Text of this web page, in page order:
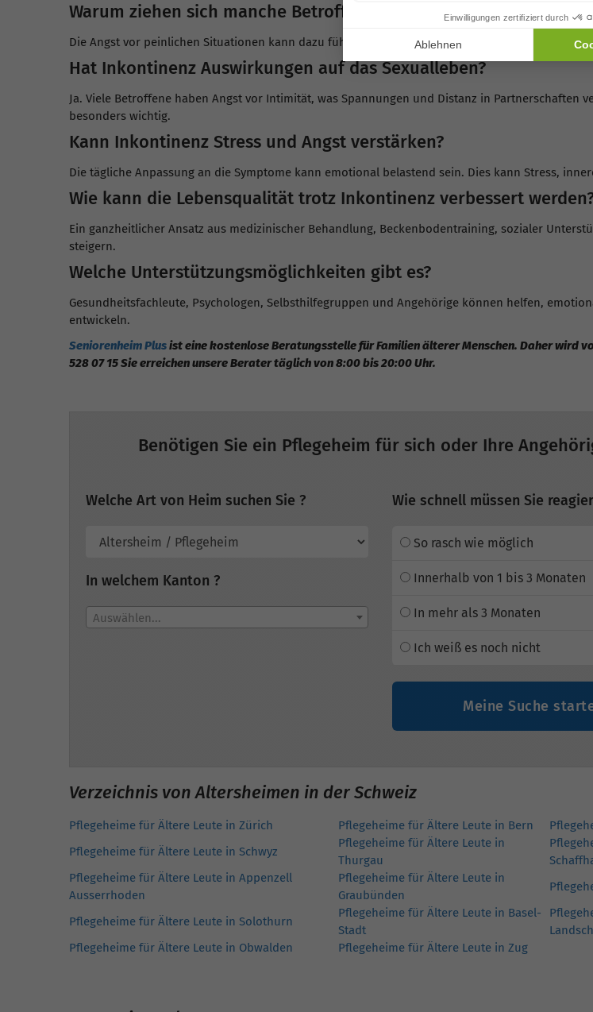
Warum ziehen sich manche Betroffene sozial zurück?
Die Angst vor peinlichen Situationen kann dazu führen, dass soziale Aktivitäten vermieden
Hat Inkontinenz Auswirkungen auf das Sexualleben?
Ja. Viele Betroffene haben Angst vor Intimität, was Spannungen und Distanz in
besonders wichtig.
Kann Inkontinenz Stress und Angst verstärken?
Die tägliche Anpassung an die Symptome kann emotional belastend sein. Dies kann Stress,
Wie kann die Lebensqualität trotz Inkontinenz verbessert
Ein ganzheitlicher Ansatz aus medizinischer Behandlung, Beckenbodentraining, sozialer
steigern.
Welche Unterstützungsmöglichkeiten gibt es?
Gesundheitsfachleute, Psychologen, Selbsthilfegruppen und Angehörige können helfen,
entwickeln.
Seniorenheim Plusist eine kostenlose Beratungsstelle für Familien älterer Menschen. Daher wird
528 07 15 Sie erreichen unsere Berater täglich von 8:00 bis 20:00 Uhr.
Benötigen Sie ein Pflegeheim für sich oder Ihre
Welche Art von Heim suchen Sie ?
In welchem Kanton ?
Auswählen...
Wie schnell müssen Sie
So rasch wie möglich
Innerhalb von 1 bis 3 Monaten
In mehr als 3 Monaten
Ich weiß es noch nicht
Meine Suche
Verzeichnis von Altersheimen in der Schweiz
Pflegeheime für Ältere Leute in Zürich Pflegeheime für Ältere Leute in Bern
Pflegeheime für Ältere Leute in Schwyz
Pflegeheime für Ältere Leute in
Thurgau
Pflegeheime für Ältere Leute in Appenzell
Ausserrhoden
Pflegeheime für Ältere Leute in
Graubünden
Pflegeheime für Ältere Leute in Solothurn
Pflegeheime für Ältere Leute in Basel-
Stadt
Pflegeheime für Ältere Leute in Obwalden
Pflegeheime für Ältere Leute in Zug